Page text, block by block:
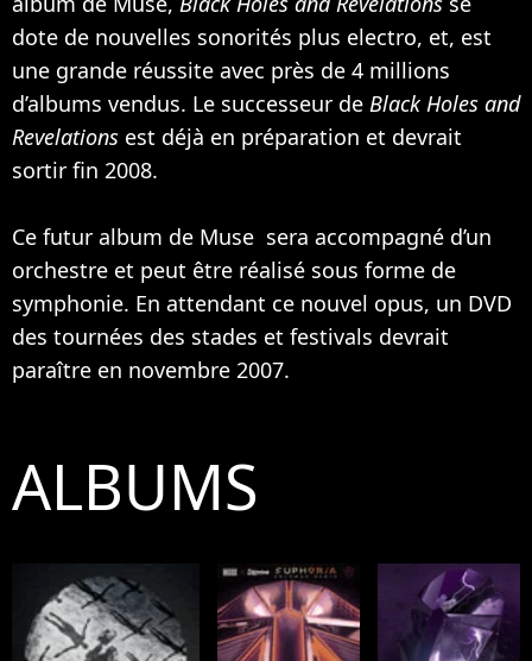
dote de nouvelles sonorités plus electro, et, est
une grande réussite avec près de 4 millions
d’albums vendus. Le successeur de Black Holes and
Revelations est déjà en préparation et devrait
sortir fin 2008.
Ce futur album de Muse sera accompagné d’un
orchestre et peut être réalisé sous forme de
symphonie. En attendant ce nouvel opus, un DVD
des tournées des stades et festivals devrait
paraître en novembre 2007.
ALBUMS